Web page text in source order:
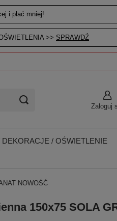
i płać mniej!
>> SPRAWDŹ
Zaloguj
DEKORACJE / OŚWIETLENIE
NOWOŚĆ
150x75 SOLA